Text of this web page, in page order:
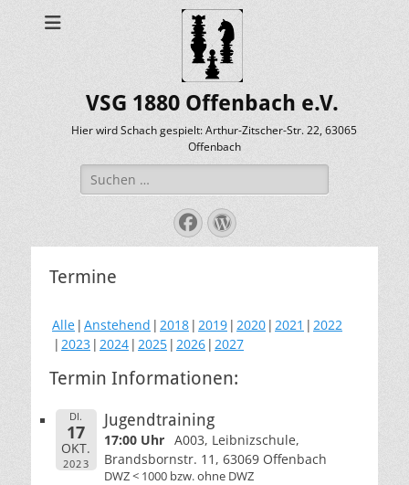
VSG 1880 Offenbach e.V.
Hier wird Schach gespielt: Arthur-Zitscher-Str. 22, 63065
Offenbach
Suche
nach:
Facebook
WordPress
Termine
Alle Anstehend 2018 2019 2020 2021
2022
2023 2024 2025 2026 2027
Termin Informationen:
DI.
17
OKT.
2023
Jugendtraining
17:00 Uhr A003, Leibnizschule,
Brandsbornstr. 11, 63069 Offenbach
DWZ < 1000 bzw. ohne DWZ